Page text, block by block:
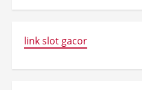
link slot gacor